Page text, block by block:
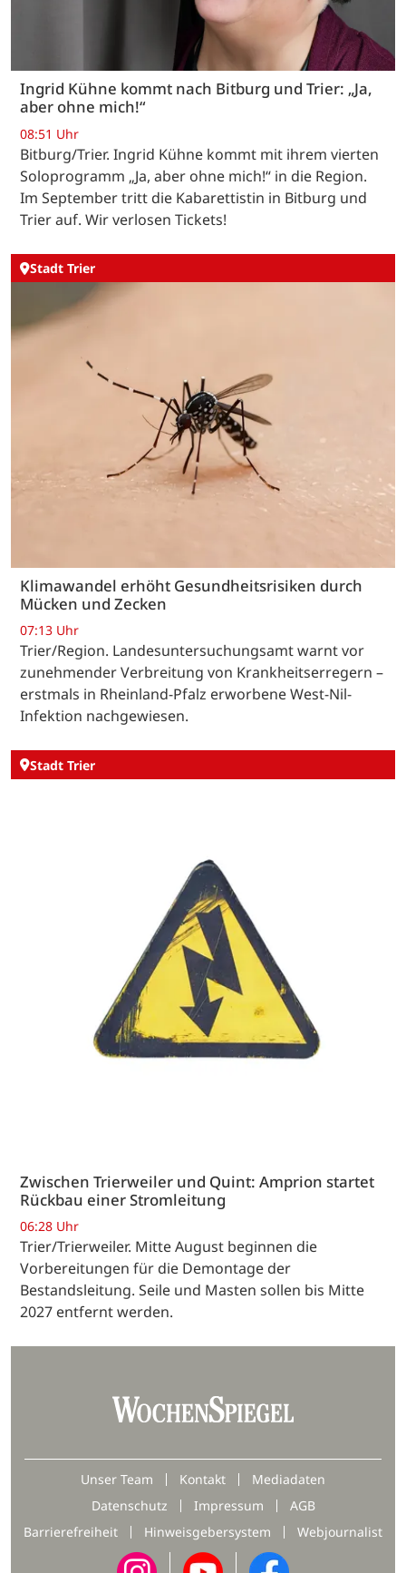
Ingrid Kühne kommt nach Bitburg und Trier: „Ja,
aber ohne mich!“
08:51 Uhr
Bitburg/Trier. Ingrid Kühne kommt mit ihrem vierten
Soloprogramm „Ja, aber ohne mich!“ in die Region.
Im September tritt die Kabarettistin in Bitburg und
Trier auf. Wir verlosen Tickets!
Stadt Trier
Klimawandel erhöht Gesundheitsrisiken durch
Mücken und Zecken
07:13 Uhr
Trier/Region. Landesuntersuchungsamt warnt vor
zunehmender Verbreitung von Krankheitserregern –
erstmals in Rheinland-Pfalz erworbene West-Nil-
Infektion nachgewiesen.
Stadt Trier
Zwischen Trierweiler und Quint: Amprion startet
Rückbau einer Stromleitung
06:28 Uhr
Trier/Trierweiler. Mitte August beginnen die
Vorbereitungen für die Demontage der
Bestandsleitung. Seile und Masten sollen bis Mitte
2027 entfernt werden.
Unser Team Kontakt
Mediadaten
Datenschutz
Impressum
AGB
Barrierefreiheit
Hinweisgebersystem Webjournalist